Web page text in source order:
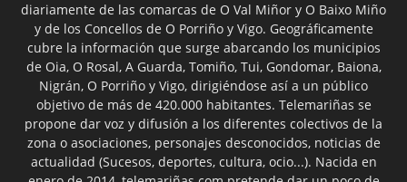
diariamente de las comarcas de O Val Miñor y O Baixo Miño
y de los Concellos de O Porriño y Vigo. Geográficamente
cubre la información que surge abarcando los municipios
de Oia, O Rosal, A Guarda, Tomiño, Tui, Gondomar, Baiona,
Nigrán, O Porriño y Vigo, dirigiéndose así a un público
objetivo de más de 420.000 habitantes. Telemariñas se
propone dar voz y difusión a los diferentes colectivos de la
zona o asociaciones, personajes desconocidos, noticias de
actualidad (Sucesos, deportes, cultura, ocio...). Nacida en